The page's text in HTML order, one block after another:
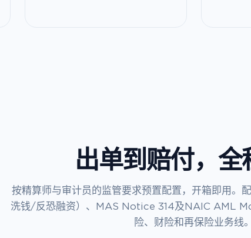
出单到赔付，全
按精算师与审计员的监管要求预置配置，开箱即用。
洗钱/反恐融资）、MAS Notice 314及NAIC AML
险、财险和再保险业务线。